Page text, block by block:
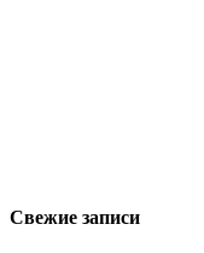
Свежие записи